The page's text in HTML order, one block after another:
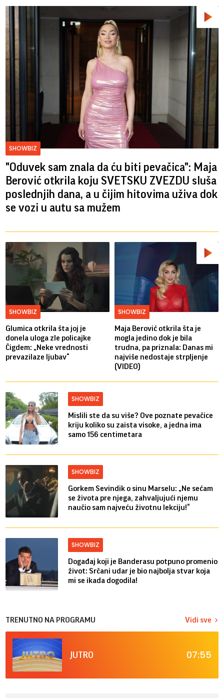
SHOWBIZ
"Oduvek sam znala da ću biti pevačica": Maja
Berović otkrila koju SVETSKU ZVEZDU sluša
poslednjih dana, a u čijim hitovima uživa dok
se vozi u autu sa mužem
SHOWBIZ
Glumica otkrila šta joj je
donela uloga zle policajke
Čigdem: „Neke vrednosti
prevazilaze ljubav“
SHOWBIZ
Maja Berović otkrila šta je
mogla jedino dok je bila
trudna, pa priznala: Danas mi
najviše nedostaje strpljenje
(VIDEO)
SHOWBIZ
Mislili ste da su više? Ove poznate pevačice
kriju koliko su zaista visoke, a jedna ima
samo 156 centimetara
SHOWBIZ
Gorkem Sevindik o sinu Marselu: „Ne sećam
se života pre njega, zahvaljujući njemu
naučio sam najveću životnu lekciju!“
SHOWBIZ
Događaj koji je Banderasu potpuno promenio
život: Srčani udar je bio najbolja stvar koja
mi se ikada dogodila!
TRENUTNO NA PROGRAMU Vidi sve
JUTRO 07:55